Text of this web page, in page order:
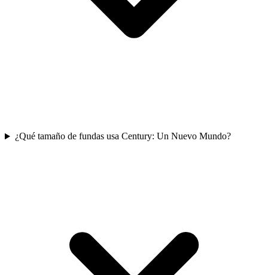
¿Qué tamaño de fundas usa Century: Un Nuevo Mundo?